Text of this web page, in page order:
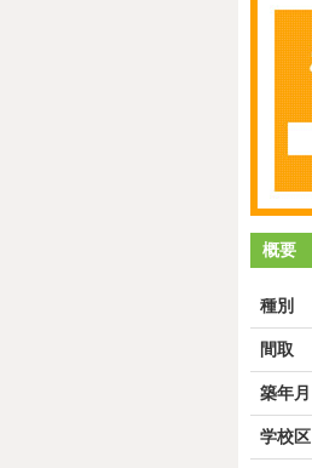
概要
種別
間取
築年月
学校区